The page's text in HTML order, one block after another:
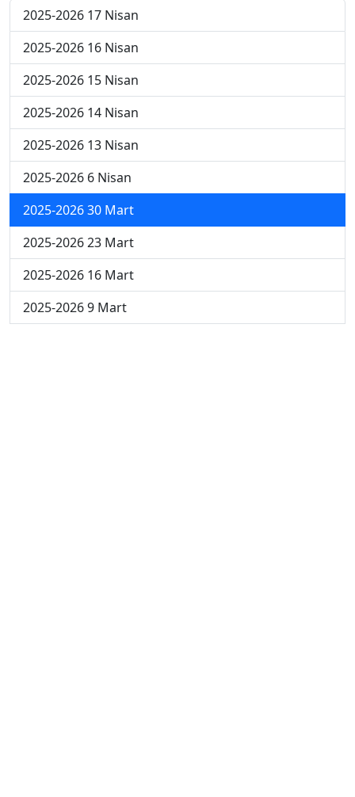
2025-2026 17 Nisan
2025-2026 16 Nisan
2025-2026 15 Nisan
2025-2026 14 Nisan
2025-2026 13 Nisan
2025-2026 6 Nisan
2025-2026 30 Mart
2025-2026 23 Mart
2025-2026 16 Mart
2025-2026 9 Mart